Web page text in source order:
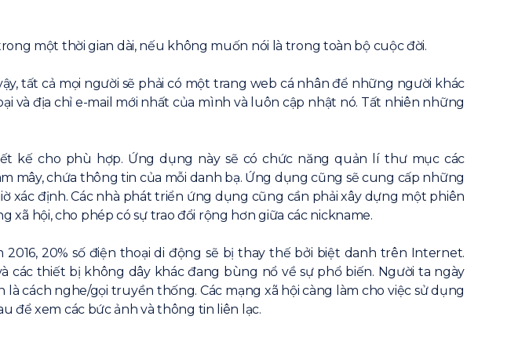
một thời gian dài, nếu không muốn nói là trong toàn bộ cuộc đời.
tất cả mọi người sẽ phải có một trang web cá nhân để những người khác
và địa chỉ e-mail mới nhất của mình và luôn cập nhật nó. Tất nhiên những
kế cho phù hợp. Ứng dụng này sẽ có chức năng quản lí thư mục các
mây, chứa thông tin của mỗi danh bạ. Ứng dụng cũng sẽ cung cấp những
xác định. Các nhà phát triển ứng dụng cũng cần phải xây dựng một phiên
hội, cho phép có sự trao đổi rộng hơn giữa các nickname.
20% số điện thoại di động sẽ bị thay thế bởi biệt danh trên Internet.
thiết bị không dây khác đang bùng nổ về sự phổ biến. Người ta ngày
cách nghe/gọi truyền thống. Các mạng xã hội càng làm cho việc sử dụng
để xem các bức ảnh và thông tin liên lạc.